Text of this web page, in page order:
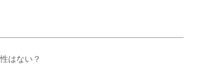
はない？